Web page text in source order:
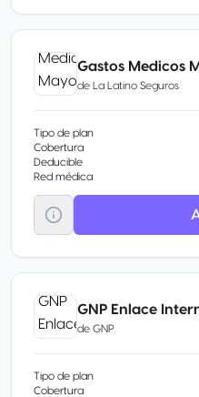
Gastos Medicos
de La Latino Seguros
Tipo de plan
Cobertura
Deducible
Red médica
GNP Enlace
de GNP
Tipo de plan
Cobertura